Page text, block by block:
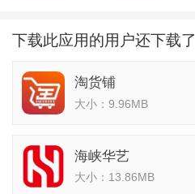
下载此应用的用户还下载了
淘货铺
大小：9.96MB
海峡华艺
大小：13.86MB